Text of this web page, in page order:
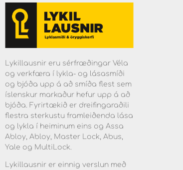
Lykillausnir eru sérfræðingar Véla
og verkfæra í lykla- og lásasmíði
og bjóða upp á að smíða flest sem
íslenskur markaður hefur upp á að
bjóða. Fyrirtækið er dreifingaraðili
flestra sterkustu framleiðenda lása
og lykla í heiminum eins og Assa
Abloy, Abloy, Master Lock, Abus,
Yale og MultiLock.
Lykillausnir er einnig verslun með